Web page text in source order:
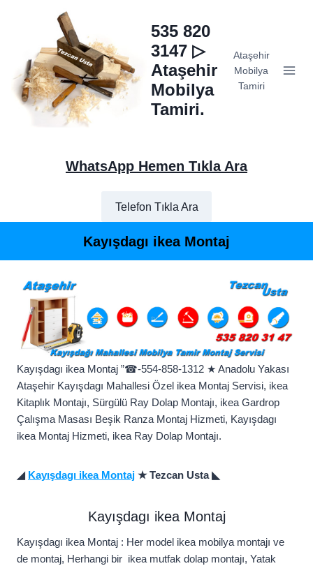
535 820
3147 ▷
Ataşehir
Mobilya
Tamiri.
Ataşehir
Mobilya
Tamiri
WhatsApp Hemen Tıkla Ara
Telefon Tıkla Ara
Kayışdagı ikea Montaj
Kayışdagı ikea Montaj ”☎-554-858-1312 ★ Anadolu Yakası
Ataşehir Kayışdagı Mahallesi Özel ikea Montaj Servisi, ikea
Kitaplık Montajı, Sürgülü Ray Dolap Montajı, ikea Gardrop
Çalışma Masası Beşik Ranza Montaj Hizmeti, Kayışdagı
ikea Montaj Hizmeti, ikea Ray Dolap Montajı.
◢ Kayışdagı ikea Montaj ★ Tezcan Usta ◣
Kayışdagı ikea Montaj
Kayışdagı ikea Montaj : Her model ikea mobilya montajı ve
de montaj, Herhangi bir ikea mutfak dolap montajı, Yatak